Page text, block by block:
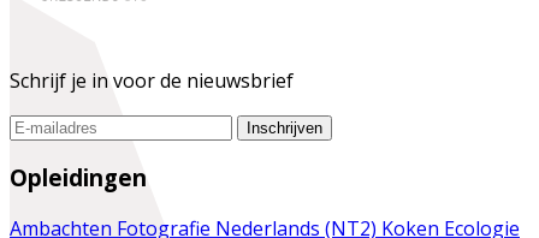
Schrijf je in voor de nieuwsbrief
Inschrijven
Opleidingen
Ambachten Fotografie Nederlands (NT2) Koken Ecologie